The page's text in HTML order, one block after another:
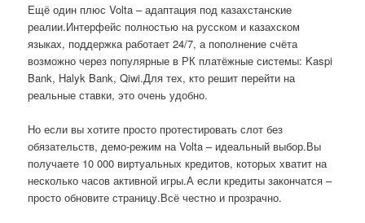
Ещё один плюс Volta – адаптация под казахстанские
реалии.Интерфейс полностью на русском и казахском
языках, поддержка работает 24/7, а пополнение счёта
возможно через популярные в РК платёжные системы: Kaspi
Bank, Halyk Bank, Qiwi.Для тех, кто решит перейти на
реальные ставки, это очень удобно.
Но если вы хотите просто протестировать слот без
обязательств, демо-режим на Volta – идеальный выбор.Вы
получаете 10 000 виртуальных кредитов, которых хватит на
несколько часов активной игры.А если кредиты закончатся –
просто обновите страницу.Всё честно и прозрачно.